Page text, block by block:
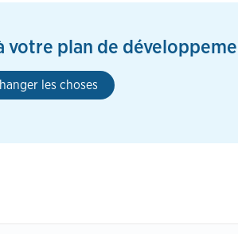
plan de
les choses